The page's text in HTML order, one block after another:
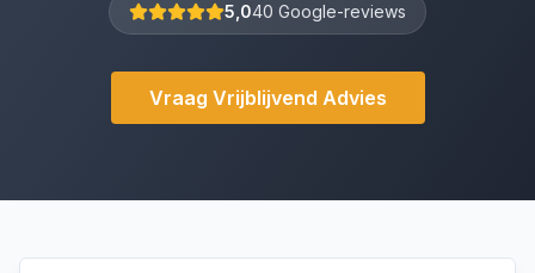
5,040 Google-reviews
Vraag Vrijblijvend Advies